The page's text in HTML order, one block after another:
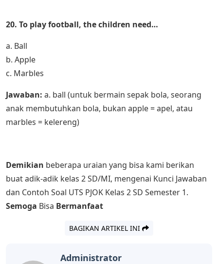
20. To play football, the children need…
a. Ball
b. Apple
c. Marbles
Jawaban: a. ball (untuk bermain sepak bola, seorang
anak membutuhkan bola, bukan apple = apel, atau
marbles = kelereng)
Demikian beberapa uraian yang bisa kami berikan
buat adik-adik kelas 2 SD/MI, mengenai Kunci Jawaban
dan Contoh Soal UTS PJOK Kelas 2 SD Semester 1.
Semoga Bisa Bermanfaat
BAGIKAN ARTIKEL INI
Administrator